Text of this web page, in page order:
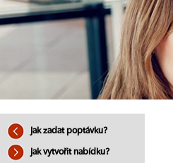
Jak zadat poptávku?
Jak vytvořit nabídku?